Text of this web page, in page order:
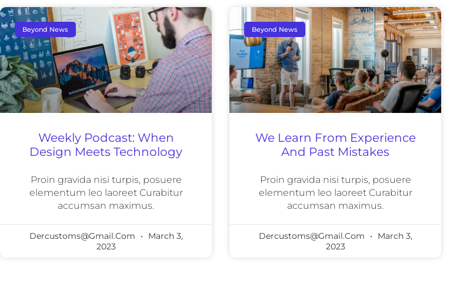
Beyond News
Weekly Podcast: When
Design Meets Technology
Proin gravida nisi turpis, posuere
elementum leo laoreet Curabitur
accumsan maximus.
Dercustoms@gmail.com
March 3,
2023
Beyond News
We Learn From Experience
And Past Mistakes
Proin gravida nisi turpis, posuere
elementum leo laoreet Curabitur
accumsan maximus.
Dercustoms@gmail.com
March 3,
2023